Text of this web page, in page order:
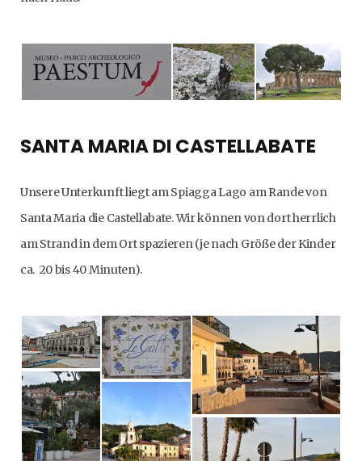
SANTA MARIA DI CASTELLABATE
Unsere Unterkunft liegt am Spiagga Lago am Rande von
Santa Maria die Castellabate. Wir können von dort herrlich
am Strand in dem Ort spazieren (je nach Größe der Kinder
ca. 20 bis 40 Minuten).